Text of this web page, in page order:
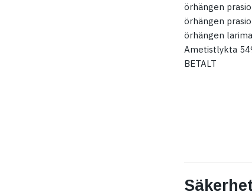
örhängen
örhängen
örhängen
Ametistlykta
BETALT
Säkerhet